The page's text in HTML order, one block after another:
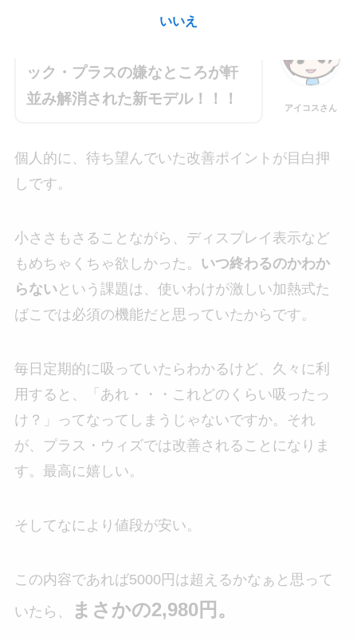
ック・プラスの嫌なところが軒
並み解消された新モデル！！！
アイコスさん
個人的に、待ち望んでいた改善ポイントが目白押
しです。
小ささもさることながら、ディスプレイ表示など
もめちゃくちゃ欲しかった。 いつ終わるのかわか
らないという課題は、使いわけが激しい加熱式た
ばこでは必須の機能だと思っていたからです。
毎日定期的に吸っていたらわかるけど、久々に利
用すると、「あれ・・・これどのくらい吸ったっ
け？」ってなってしまうじゃないですか。それ
が、プラス・ウィズでは改善されることになりま
す。最高に嬉しい。
そしてなにより値段が安い。
この内容であれば5000円は超えるかなぁと思って
いたら、
まさかの2,980円。
いいえ